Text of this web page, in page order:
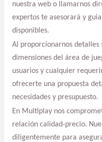
nuestra web o llamarnos
expertos te asesorará y
disponibles.
Al proporcionarnos detalles
dimensiones del área de
usuarios y cualquier
ofrecerte una propuesta
necesidades y presupuesto.
En Multiplay nos
relación calidad-precio.
diligentemente para